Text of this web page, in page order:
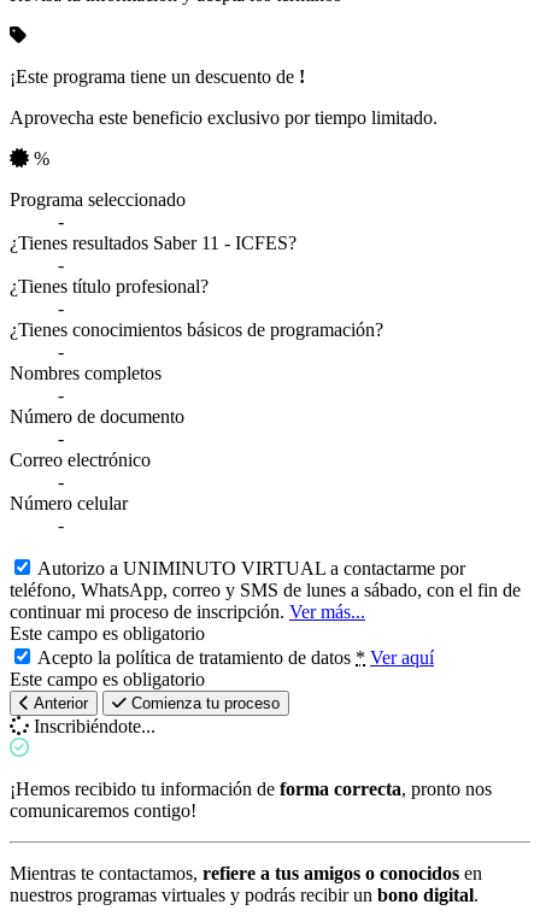
¡Este programa tiene un descuento de !
Aprovecha este beneficio exclusivo por tiempo limitado.
%
Resumen de tu información
Programa seleccionado
-
¿Tienes resultados Saber 11 - ICFES?
-
¿Tienes título profesional?
-
¿Tienes conocimientos básicos de programación?
-
Nombres completos
-
Número de documento
-
Correo electrónico
-
Número celular
-
Autorizo a UNIMINUTO VIRTUAL a contactarme por
teléfono, WhatsApp, correo y SMS de lunes a sábado, con el fin de
continuar mi proceso de inscripción. Ver más...
Este campo es obligatorio
Acepto la política de tratamiento de datos * Ver aquí
Este campo es obligatorio
Anterior Comienza tu proceso
Inscribiéndote...
¡Hemos recibido tu información de forma correcta, pronto nos
comunicaremos contigo!
Mientras te contactamos, refiere a tus amigos o conocidos en
nuestros programas virtuales y podrás recibir un bono digital.